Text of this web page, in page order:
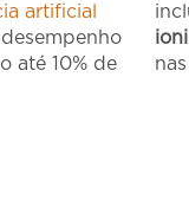
artificial
até 10% de